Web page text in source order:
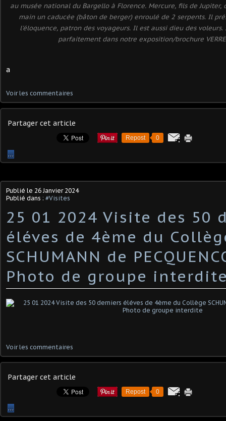
au musée national du Bargello à Florence. Mercure, fils de
main un caducée (bâton de berger) enroulé de 2 serpents. Il
l'éloquence, patron des voyageurs. Il est aussi dieu des
parfaitement dans notre exposition/brochure VERRE
a
Voir les commentaires
Partager cet article
Repost 0
…
Publié le 26 Janvier 2024
Publié dans : #Visites
25 01 2024 Visite des 50
éléves de 4ème du
SCHUMANN de
Photo de groupe
Voir les commentaires
Partager cet article
Repost 0
…